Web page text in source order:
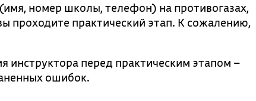
номер школы, телефон) на противогазах,
проходите практический этап. К сожалению,
инструктора перед практическим этапом –
ошибок.